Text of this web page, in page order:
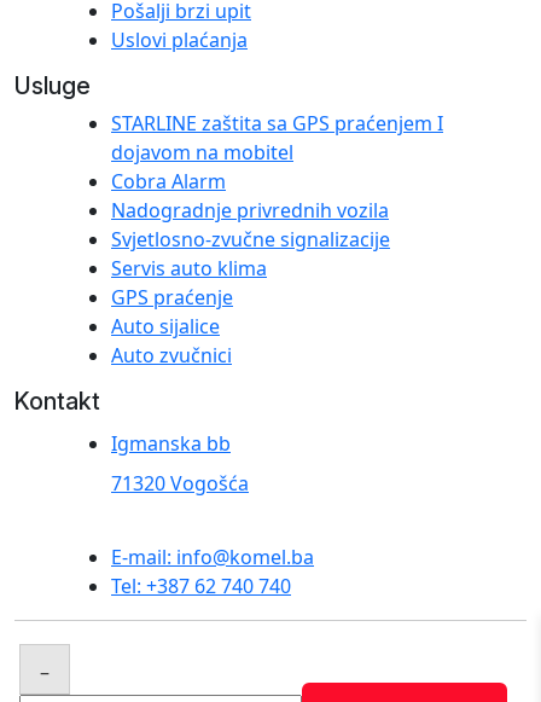
–
Pošalji brzi upit
Uslovi plaćanja
Usluge
STARLINE zaštita sa GPS praćenjem I
dojavom na mobitel
Cobra Alarm
Nadogradnje privrednih vozila
Svjetlosno-zvučne signalizacije
Servis auto klima
GPS praćenje
Auto sijalice
Auto zvučnici
Kontakt
Igmanska bb
71320 Vogošća
E-mail: info@komel.ba
Tel: +387 62 740 740